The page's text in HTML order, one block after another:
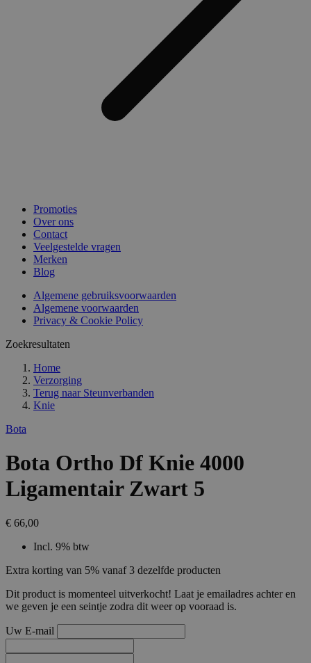
Promoties
Over ons
Contact
Veelgestelde vragen
Merken
Blog
Algemene gebruiksvoorwaarden
Algemene voorwaarden
Privacy & Cookie Policy
Zoekresultaten
Home
Verzorging
Terug naar Steunverbanden
Knie
Bota
Bota Ortho Df Knie 4000
Ligamentair Zwart 5
€ 66,00
Incl. 9% btw
Extra korting van 5% vanaf 3 dezelfde producten
Dit product is momenteel uitverkocht! Laat je emailadres achter en
we geven je een seintje zodra dit weer op vooraad is.
Uw E-mail